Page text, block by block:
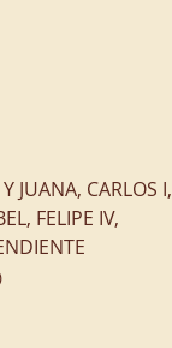
JUANA, CARLOS I,
FELIPE IV,